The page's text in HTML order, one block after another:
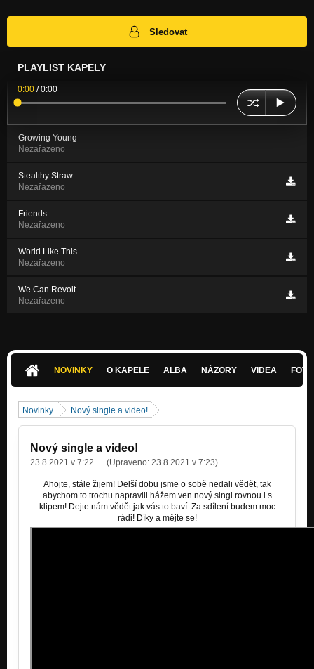
Sledovat
PLAYLIST KAPELY
0:00 /0:00
Growing Young
Nezařazeno
Stealthy Straw
Nezařazeno
Friends
Nezařazeno
World Like This
Nezařazeno
We Can Revolt
Nezařazeno
NOVINKY O KAPELE ALBA NÁZORY VIDEA
Novinky Nový single a video!
Nový single a video!
23.8.2021 v 7:22 (Upraveno: 23.8.2021 v 7:23)
Ahojte, stále žijem! Delší dobu jsme o sobě nedali vědět, tak
abychom to trochu napravili hážem ven nový singl rovnou i s
klipem! Dejte nám vědět jak vás to baví. Za sdílení budem moc
rádi! Díky a mějte se!